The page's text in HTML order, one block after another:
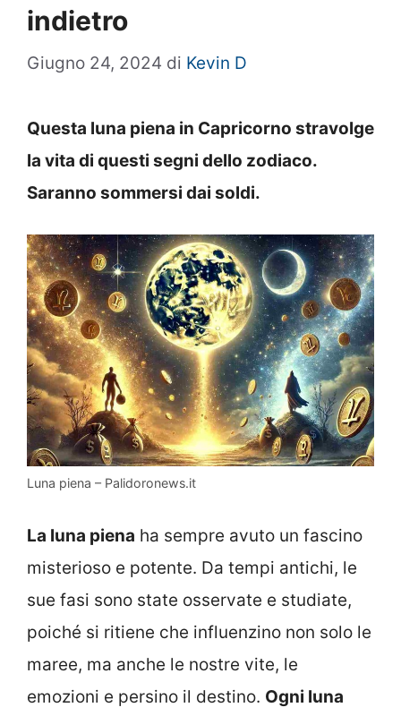
indietro
Giugno 24, 2024 di Kevin D
Questa luna piena in Capricorno stravolge
la vita di questi segni dello zodiaco.
Saranno sommersi dai soldi.
Luna piena – Palidoronews.it
La luna piena ha sempre avuto un fascino
misterioso e potente. Da tempi antichi, le
sue fasi sono state osservate e studiate,
poiché si ritiene che influenzino non solo le
maree, ma anche le nostre vite, le
emozioni e persino il destino. Ogni luna